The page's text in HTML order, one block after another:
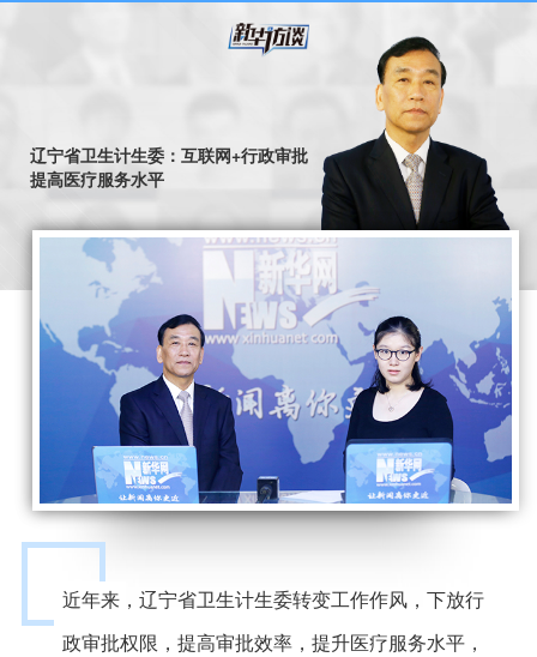
辽宁省卫生计生委：互联网+行政审批
提高医疗服务水平
近年来，辽宁省卫生计生委转变工作作风，下放行
政审批权限，提高审批效率，提升医疗服务水平，